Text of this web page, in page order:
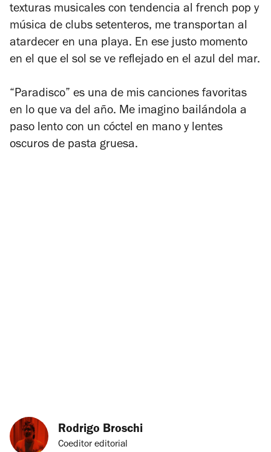
texturas musicales con tendencia al french pop y
música de clubs setenteros, me transportan al
atardecer en una playa. En ese justo momento
en el que el sol se ve reflejado en el azul del mar.
“Paradisco” es una de mis canciones favoritas
en lo que va del año. Me imagino bailándola a
paso lento con un cóctel en mano y lentes
oscuros de pasta gruesa.
Rodrigo Broschi
Coeditor editorial